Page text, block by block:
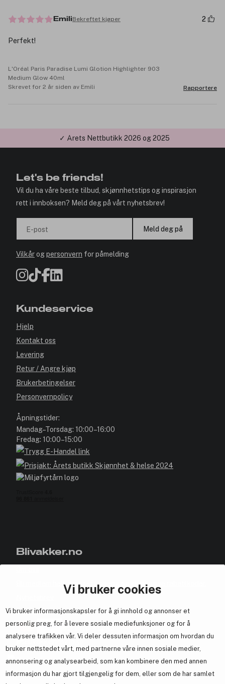
Vi bruker cookies
Vi bruker informasjonskapsler for å gi innhold og annonser et
personlig preg, for å levere sosiale mediefunksjoner og for å
analysere trafikken vår. Vi deler dessuten informasjon om hvordan du
bruker nettstedet vårt, med partnerne våre innen sosiale medier,
annonsering og analysearbeid, som kan kombinere den med annen
informasjon du har gjort tilgjengelig for dem, eller som de har samlet
EmiliBekreftet kjøper 2
Perfekt!
L'Oréal Paris Paradise Lumi Glotion Highlighter 903
Medium Glow 40ml
Skrevet for 2 år siden av Emili
Rapportere
✓ Årets Nettbutikk 2026 og 2025
Let's be friends!
Vil du ha våre beste tilbud, skjønnhetstips og inspirasjon
rett i innboksen? Meld deg på vårt nyhetsbrev!
E-post Meld deg på
Vilkårogpersonvern for påmelding
Kundeservice
Hjelp
Kontakt oss
Levering
Retur / Angre kjøp
Brukerbetingelser
Personvernpolicy
Åpningstider:
Mandag–Torsdag: 10:00–16:00
Fredag: 10:00–15:00
Blivakker.no
Bli medlem helt gratis - få poeng og eksklusive rabattkoder.
Samarbeid med oss
En del avBrandsdal Group AS